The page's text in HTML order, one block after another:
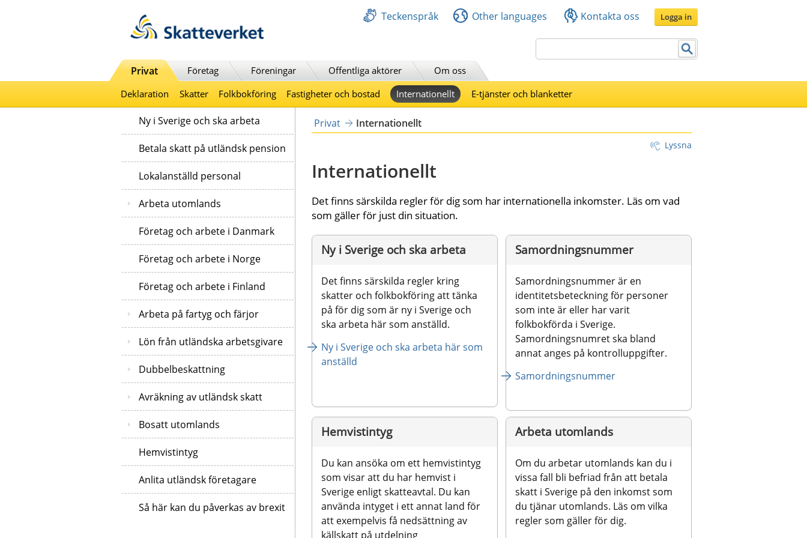
Teckenspråk Other languages Kontakta oss Logga in
Privat Företag Föreningar Offentliga aktörer
Om oss
Deklaration
Skatter Folkbokföring Fastigheter och bostad Internationellt E-tjänster och blanketter
Ny i Sverige och ska arbeta
Betala skatt på utländsk pension
Lokalanställd personal
Arbeta utomlands
Företag och arbete i Danmark
Företag och arbete i Norge
Företag och arbete i Finland
Arbeta på fartyg och färjor
Lön från utländska arbetsgivare
Dubbelbeskattning
Avräkning av utländsk skatt
Bosatt utomlands
Hemvistintyg
Anlita utländsk företagare
Så här kan du påverkas av brexit
Privat Internationellt
Lyssna
Internationellt
Det finns särskilda regler för dig som har internationella inkomster. Läs om vad
som gäller för just din situation.
Ny i Sverige och ska arbeta
Det finns särskilda regler kring
skatter och folkbokföring att tänka
på för dig som är ny i Sverige och
ska arbeta här som anställd.
Ny i Sverige och ska arbeta här som
anställd
Samordningsnummer
Samordningsnummer är en
identitetsbeteckning för personer
som inte är eller har varit
folkbokförda i Sverige.
Samordningsnumret ska bland
annat anges på kontrolluppgifter.
Samordningsnummer
Hemvistintyg
Du kan ansöka om ett hemvistintyg
som visar att du har hemvist i
Sverige enligt skatteavtal. Du kan
använda intyget i ett annat land för
att exempelvis få nedsättning av
källskatt på utdelning
Arbeta utomlands
Om du arbetar utomlands kan du i
vissa fall bli befriad från att betala
skatt i Sverige på den inkomst som
du tjänar utomlands. Läs om vilka
regler som gäller för dig.